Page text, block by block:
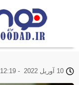
10 آوریل 2022 -
12:19